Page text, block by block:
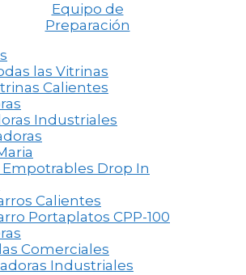
Equipo de
Preparación
las Vitrinas
Calientes
Industriales
Empotrables Drop In
Calientes
Portaplatos CPP-100
Comerciales
Industriales